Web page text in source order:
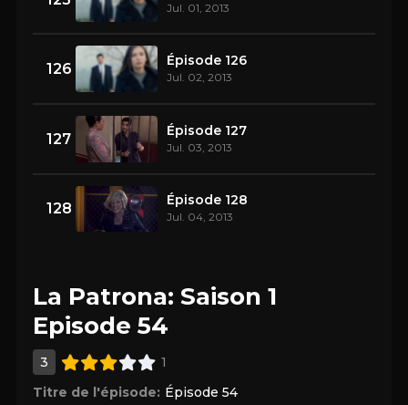
Jul. 01, 2013
126 Épisode 126
Jul. 02, 2013
127 Épisode 127
Jul. 03, 2013
128 Épisode 128
Jul. 04, 2013
La Patrona: Saison 1
Episode 54
3
1
Titre de l'épisode: Épisode 54